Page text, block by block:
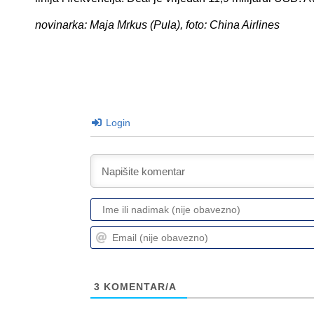
novinarka: Maja Mrkus (Pula), foto: China Airlines
Login
3 KOMENTAR/A